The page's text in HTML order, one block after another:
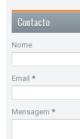
Contacto
Nome
Email *
Mensagem *